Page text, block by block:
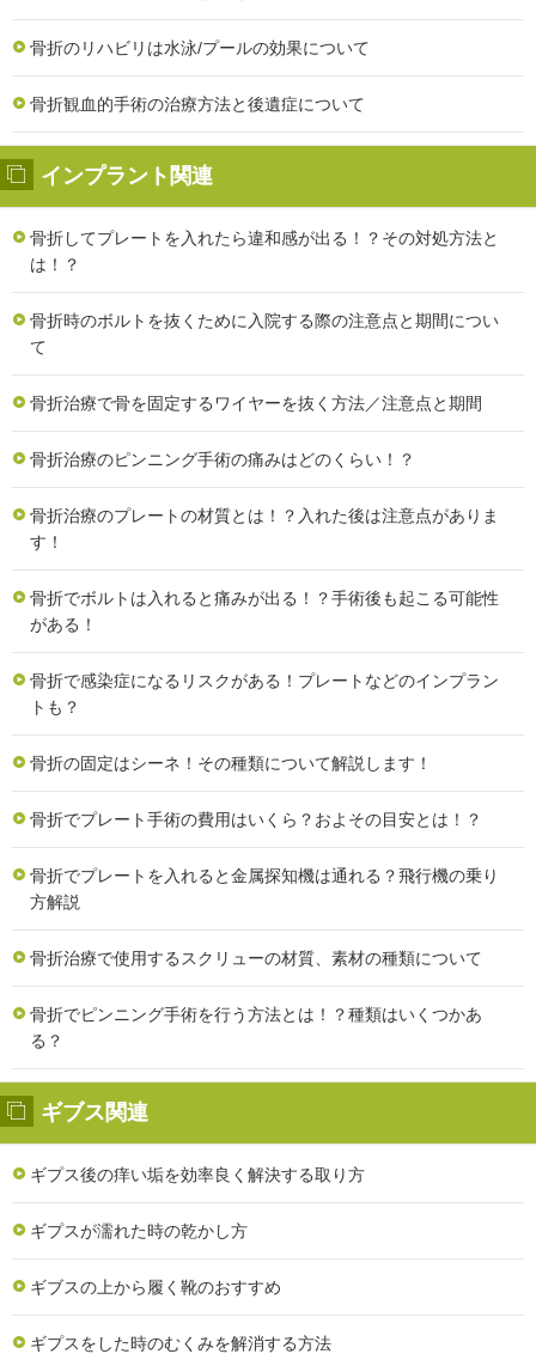
骨折のリハビリは水泳/プールの効果について
骨折観血的手術の治療方法と後遺症について
インプラント関連
骨折してプレートを入れたら違和感が出る！？その対処方法と
は！？
骨折時のボルトを抜くために入院する際の注意点と期間につい
て
骨折治療で骨を固定するワイヤーを抜く方法／注意点と期間
骨折治療のピンニング手術の痛みはどのくらい！？
骨折治療のプレートの材質とは！？入れた後は注意点がありま
す！
骨折でボルトは入れると痛みが出る！？手術後も起こる可能性
がある！
骨折で感染症になるリスクがある！プレートなどのインプラン
トも？
骨折の固定はシーネ！その種類について解説します！
骨折でプレート手術の費用はいくら？およその目安とは！？
骨折でプレートを入れると金属探知機は通れる？飛行機の乗り
方解説
骨折治療で使用するスクリューの材質、素材の種類について
骨折でピンニング手術を行う方法とは！？種類はいくつかあ
る？
ギブス関連
ギプス後の痒い垢を効率良く解決する取り方
ギプスが濡れた時の乾かし方
ギブスの上から履く靴のおすすめ
ギプスをした時のむくみを解消する方法